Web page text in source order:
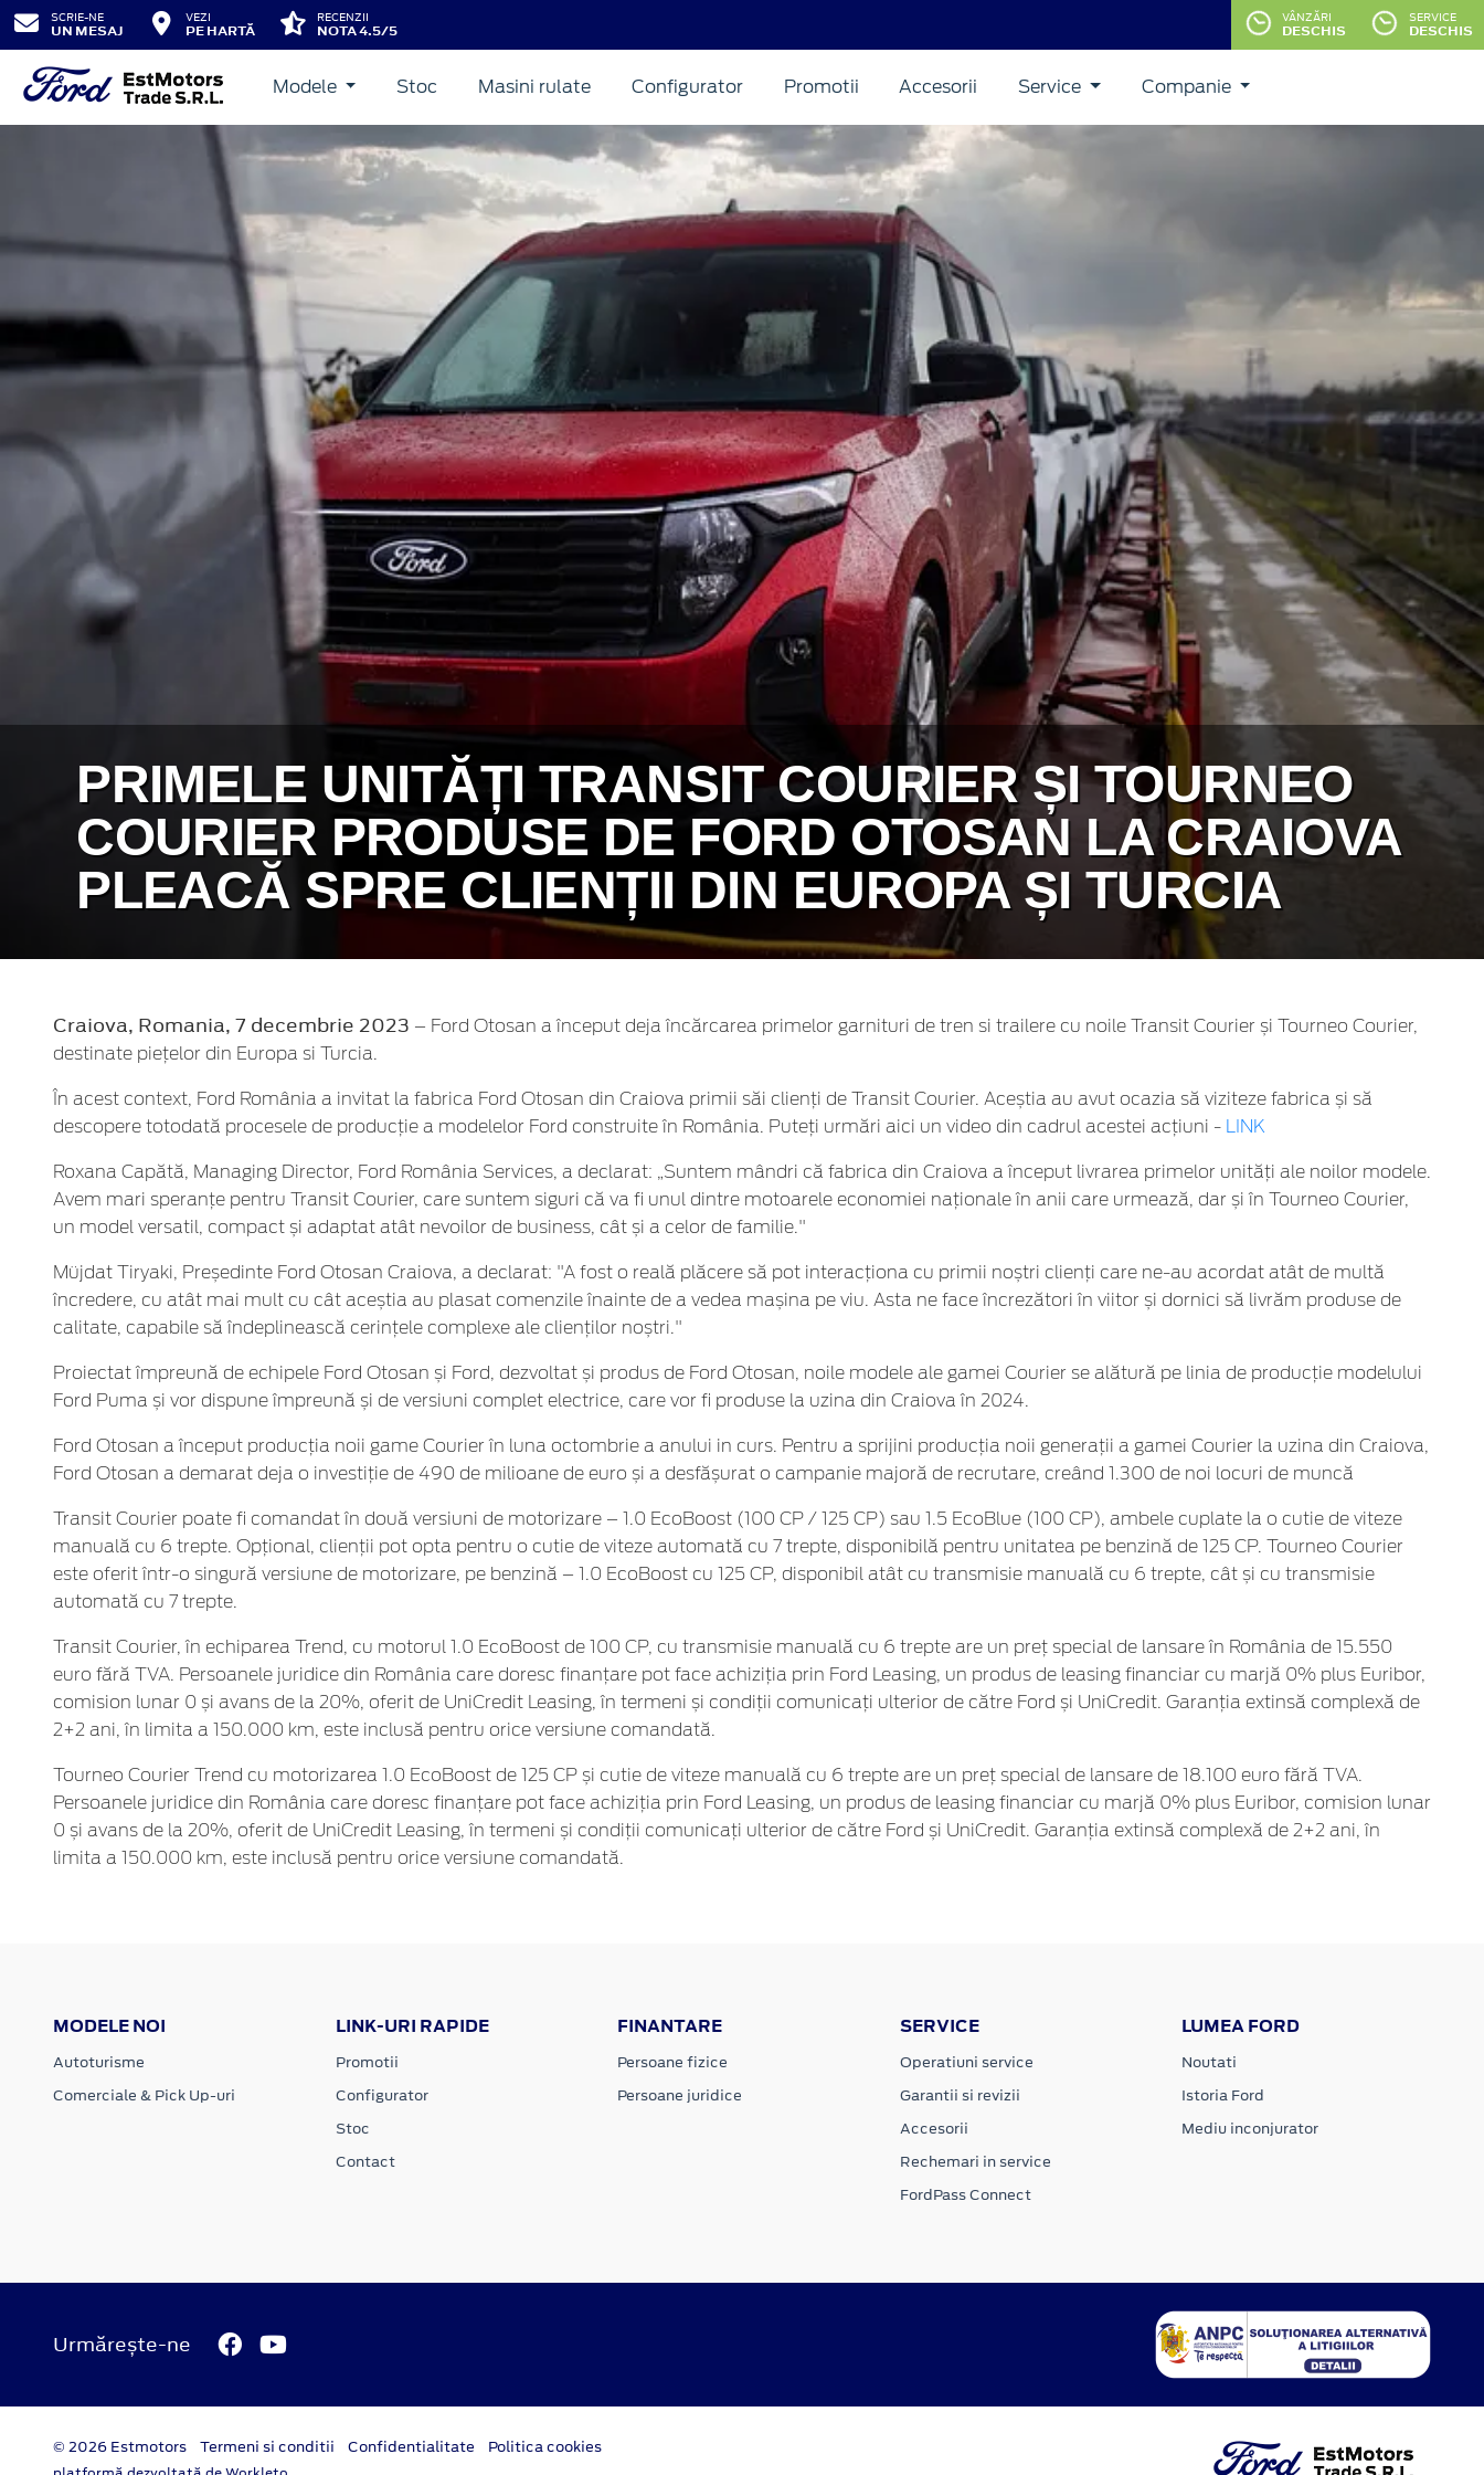
SCRIE-NE
UN MESAJ
VEZI
PE HARTĂ
RECENZII
NOTA 4.5/5
VÂNZĂRI
DESCHIS
SERVICE
DESCHIS
Modele Stoc Masini rulate Configurator Promotii Accesorii Service Companie
PRIMELE UNITĂȚI TRANSIT COURIER ȘI TOURNEO
COURIER PRODUSE DE FORD OTOSAN LA CRAIOVA
PLEACĂ SPRE CLIENȚII DIN EUROPA ȘI TURCIA
Craiova, Romania, 7 decembrie 2023 – Ford Otosan a început deja încărcarea primelor garnituri de tren si trailere cu noile Transit Courier și Tourneo Courier,
destinate piețelor din Europa si Turcia.
În acest context, Ford România a invitat la fabrica Ford Otosan din Craiova primii săi clienți de Transit Courier. Aceștia au avut ocazia să viziteze fabrica și să
descopere totodată procesele de producție a modelelor Ford construite în România. Puteți urmări aici un video din cadrul acestei acțiuni -
LINK
Roxana Capătă, Managing Director, Ford România Services, a declarat: „Suntem mândri că fabrica din Craiova a început livrarea primelor unități ale noilor modele.
Avem mari speranțe pentru Transit Courier, care suntem siguri că va fi unul dintre motoarele economiei naționale în anii care urmează, dar și în Tourneo Courier,
un model versatil, compact și adaptat atât nevoilor de business, cât și a celor de familie."
Müjdat Tiryaki, Președinte Ford Otosan Craiova, a declarat: "A fost o reală plăcere să pot interacționa cu primii noștri clienți care ne-au acordat atât de multă
încredere, cu atât mai mult cu cât aceștia au plasat comenzile înainte de a vedea mașina pe viu. Asta ne face încrezători în viitor și dornici să livrăm produse de
calitate, capabile să îndeplinească cerințele complexe ale clienților noștri."
Proiectat împreună de echipele Ford Otosan și Ford, dezvoltat și produs de Ford Otosan, noile modele ale gamei Courier se alătură pe linia de producție modelului
Ford Puma și vor dispune împreună și de versiuni complet electrice, care vor fi produse la uzina din Craiova în 2024.
Ford Otosan a început producția noii game Courier în luna octombrie a anului in curs. Pentru a sprijini producția noii generații a gamei Courier la uzina din Craiova,
Ford Otosan a demarat deja o investiție de 490 de milioane de euro și a desfășurat o campanie majoră de recrutare, creând 1.300 de noi locuri de muncă
Transit Courier poate fi comandat în două versiuni de motorizare – 1.0 EcoBoost (100 CP / 125 CP) sau 1.5 EcoBlue (100 CP), ambele cuplate la o cutie de viteze
manuală cu 6 trepte. Opțional, clienții pot opta pentru o cutie de viteze automată cu 7 trepte, disponibilă pentru unitatea pe benzină de 125 CP. Tourneo Courier
este oferit într-o singură versiune de motorizare, pe benzină – 1.0 EcoBoost cu 125 CP, disponibil atât cu transmisie manuală cu 6 trepte, cât și cu transmisie
automată cu 7 trepte.
Transit Courier, în echiparea Trend, cu motorul 1.0 EcoBoost de 100 CP, cu transmisie manuală cu 6 trepte are un preț special de lansare în România de 15.550
euro fără TVA. Persoanele juridice din România care doresc finanțare pot face achiziția prin Ford Leasing, un produs de leasing financiar cu marjă 0% plus Euribor,
comision lunar 0 și avans de la 20%, oferit de UniCredit Leasing, în termeni și condiții comunicați ulterior de către Ford și UniCredit. Garanția extinsă complexă de
2+2 ani, în limita a 150.000 km, este inclusă pentru orice versiune comandată.
Tourneo Courier Trend cu motorizarea 1.0 EcoBoost de 125 CP și cutie de viteze manuală cu 6 trepte are un preț special de lansare de 18.100 euro fără TVA.
Persoanele juridice din România care doresc finanțare pot face achiziția prin Ford Leasing, un produs de leasing financiar cu marjă 0% plus Euribor, comision lunar
0 și avans de la 20%, oferit de UniCredit Leasing, în termeni și condiții comunicați ulterior de către Ford și UniCredit. Garanția extinsă complexă de 2+2 ani, în
limita a 150.000 km, este inclusă pentru orice versiune comandată.
MODELE NOI
Autoturisme
Comerciale & Pick Up-uri
LINK-URI RAPIDE
Promotii
Configurator
Stoc
Contact
FINANTARE
Persoane fizice
Persoane juridice
SERVICE
Operatiuni service
Garantii si revizii
Accesorii
Rechemari in service
FordPass Connect
LUMEA FORD
Noutati
Istoria Ford
Mediu inconjurator
Urmărește-ne
© 2026 Estmotors Termeni si conditii Confidentialitate Politica cookies